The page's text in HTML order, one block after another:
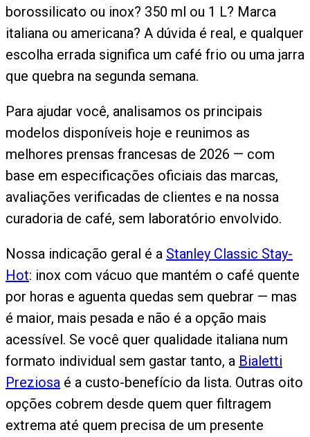
borossilicato ou inox? 350 ml ou 1 L? Marca
italiana ou americana? A dúvida é real, e qualquer
escolha errada significa um café frio ou uma jarra
que quebra na segunda semana.
Para ajudar você, analisamos os principais
modelos disponíveis hoje e reunimos as
melhores prensas francesas de 2026 — com
base em especificações oficiais das marcas,
avaliações verificadas de clientes e na nossa
curadoria de café, sem laboratório envolvido.
Nossa indicação geral é a Stanley Classic Stay-
Hot: inox com vácuo que mantém o café quente
por horas e aguenta quedas sem quebrar — mas
é maior, mais pesada e não é a opção mais
acessível. Se você quer qualidade italiana num
formato individual sem gastar tanto, a Bialetti
Preziosa é a custo-benefício da lista. Outras oito
opções cobrem desde quem quer filtragem
extrema até quem precisa de um presente